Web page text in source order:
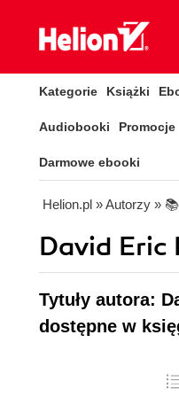
Kategorie Książki
Audiobooki Promocje
Darmowe ebooki
Helion.pl » Autorzy » 📚
David Eric
Tytuły autora:
dostępne w